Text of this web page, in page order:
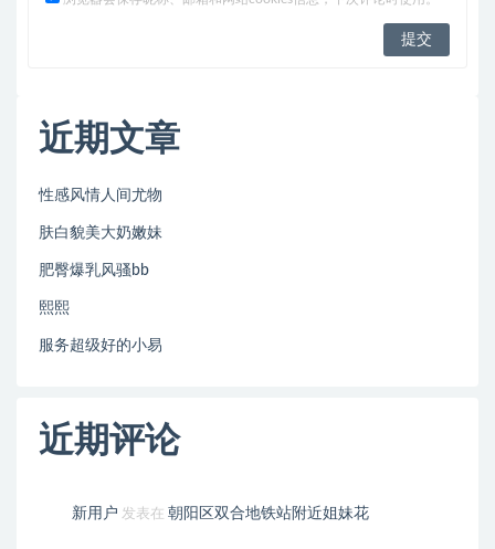
近期文章
性感风情人间尤物
肤白貌美大奶嫩妹
肥臀爆乳风骚bb
熙熙
服务超级好的小易
近期评论
新用户 发表在 朝阳区双合地铁站附近姐妹花